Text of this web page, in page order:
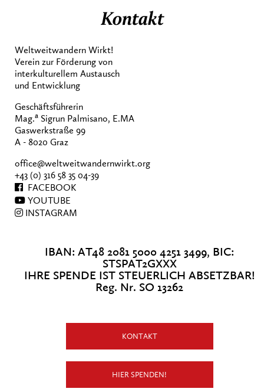
Wo Musik Zukunft schafft
Kontakt
Weltweitwandern Wirkt!
Verein zur Förderung von
interkulturellem Austausch
und Entwicklung
Geschäftsführerin
Mag.a Sigrun Palmisano, E.MA
Gaswerkstraße 99
A - 8020 Graz
office@weltweitwandernwirkt.org
+43 (0) 316 58 35 04-39
FACEBOOK
YOUTUBE
INSTAGRAM
IBAN: AT48 2081 5000 4251 3499, BIC:
STSPAT2GXXX
IHRE SPENDE IST STEUERLICH ABSETZBAR!
Reg. Nr. SO 13262
KONTAKT
HIER SPENDEN!